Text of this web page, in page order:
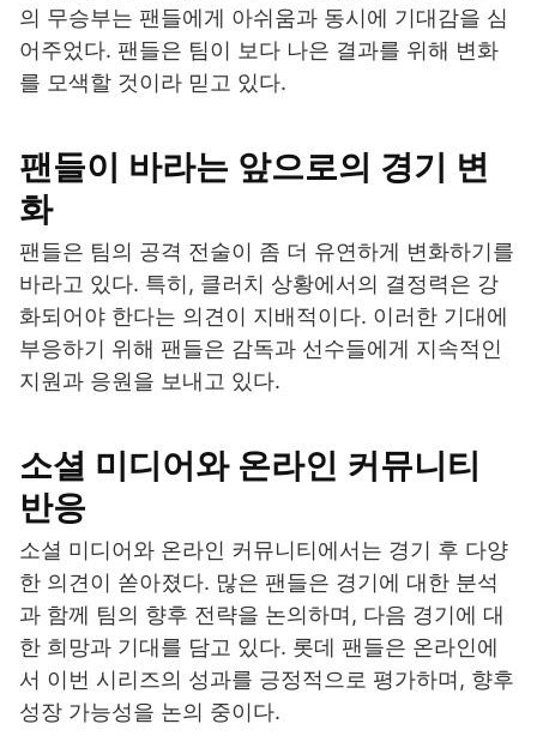
의 무승부는 팬들에게 아쉬움과 동시에 기대감을 심
어주었다. 팬들은 팀이 보다 나은 결과를 위해 변화
를 모색할 것이라 믿고 있다.
팬들이 바라는 앞으로의 경기 변
화
팬들은 팀의 공격 전술이 좀 더 유연하게 변화하기를
바라고 있다. 특히, 클러치 상황에서의 결정력은 강
화되어야 한다는 의견이 지배적이다. 이러한 기대에
부응하기 위해 팬들은 감독과 선수들에게 지속적인
지원과 응원을 보내고 있다.
소셜 미디어와 온라인 커뮤니티
반응
소셜 미디어와 온라인 커뮤니티에서는 경기 후 다양
한 의견이 쏟아졌다. 많은 팬들은 경기에 대한 분석
과 함께 팀의 향후 전략을 논의하며, 다음 경기에 대
한 희망과 기대를 담고 있다. 롯데 팬들은 온라인에
서 이번 시리즈의 성과를 긍정적으로 평가하며, 향후
성장 가능성을 논의 중이다.